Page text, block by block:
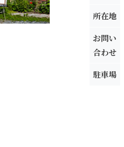
所在地
お問い
合わせ
駐車場